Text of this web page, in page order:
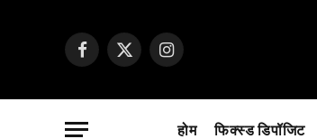
Facebook
X
Instagram
होम फिक्स्ड डिपॉजिट